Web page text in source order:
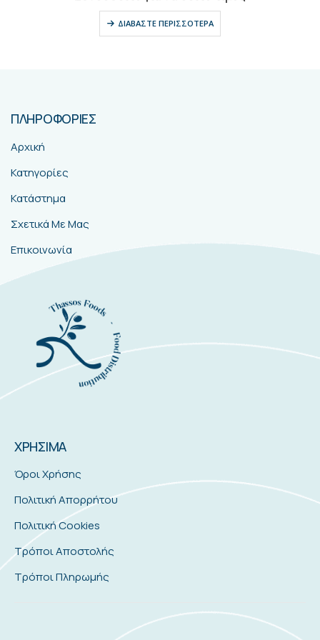
ΔΙΑΒΆΣΤΕ ΠΕΡΙΣΣΌΤΕΡΑ
ΠΛΗΡΟΦΟΡΙΕΣ
Αρχική
Κατηγορίες
Κατάστημα
Σχετικά Με Μας
Επικοινωνία
ΧΡΗΣΙΜΑ
Όροι Χρήσης
Πολιτική Απορρήτου
Πολιτική Cookies
Τρόποι Αποστολής
Τρόποι Πληρωμής